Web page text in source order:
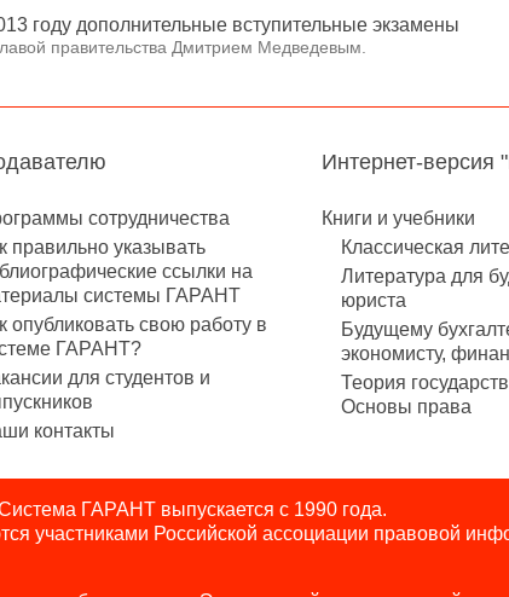
году дополнительные вступительные экзамены
правительства Дмитрием Медведевым.
сотрудничества
правильно указывать
ссылки на
системы ГАРАНТ
опубликовать свою работу в
ГАРАНТ?
для студентов и
контакты
Интернет-
Книги и учебники
Классическая
Литература для
юриста
Будущему
экономисту,
Теория
Основы права
ГАРАНТ выпускается с 1990 года.
участниками Российской ассоциации правовой